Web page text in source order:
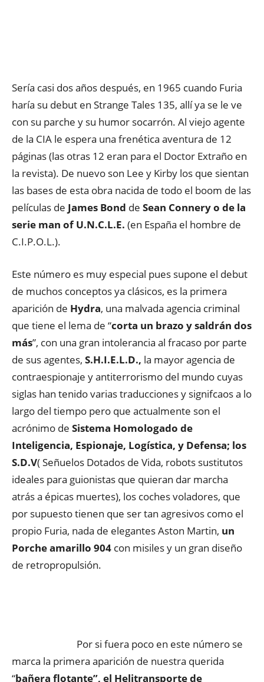
Sería casi dos años después, en 1965 cuando Furia
haría su debut en Strange Tales 135, allí ya se le ve
con su parche y su humor socarrón. Al viejo agente
de la CIA le espera una frenética aventura de 12
páginas (las otras 12 eran para el Doctor Extraño en
la revista). De nuevo son Lee y Kirby los que sientan
las bases de esta obra nacida de todo el boom de las
películas de James Bond de Sean Connery o de la
serie man of U.N.C.L.E. (en España el hombre de
C.I.P.O.L.).
Este número es muy especial pues supone el debut
de muchos conceptos ya clásicos, es la primera
aparición de Hydra, una malvada agencia criminal
que tiene el lema de “corta un brazo y saldrán dos
más”, con una gran intolerancia al fracaso por parte
de sus agentes, S.H.I.E.L.D., la mayor agencia de
contraespionaje y antiterrorismo del mundo cuyas
siglas han tenido varias traducciones y signifcaos a lo
largo del tiempo pero que actualmente son el
acrónimo de Sistema Homologado de
Inteligencia, Espionaje, Logística, y Defensa; los
S.D.V( Señuelos Dotados de Vida, robots sustitutos
ideales para guionistas que quieran dar marcha
atrás a épicas muertes), los coches voladores, que
por supuesto tienen que ser tan agresivos como el
propio Furia, nada de elegantes Aston Martin, un
Porche amarillo 904 con misiles y un gran diseño
de retropropulsión.
Por si fuera poco en este número se
marca la primera aparición de nuestra querida
“bañera flotante”, el Helitransporte de